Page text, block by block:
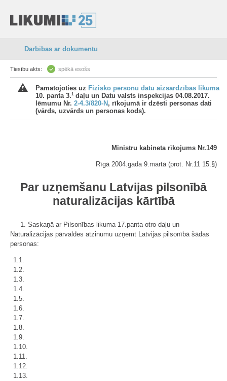
Darbības ar dokumentu
Tiesību akts: spēkā esošs
Pamatojoties uz Fizisko personu datu aizsardzības likuma
10. panta 3.1daļu un Datu valsts inspekcijas 04.08.2017.
lēmumu Nr. 2-4.3/820-N , rīkojumā ir dzēsti personas dati
(vārds, uzvārds un personas kods).
Ministru kabineta rīkojums Nr.149
Rīgā 2004.gada 9.martā (prot. Nr.11 15.§)
Par uzņemšanu Latvijas pilsonībā
naturalizācijas kārtībā
1. Saskaņā ar Pilsonības likuma 17.panta otro daļu un
Naturalizācijas pārvaldes atzinumu uzņemt Latvijas pilsonībā šādas
personas:
1.1.
1.2.
1.3.
1.4.
1.5.
1.6.
1.7.
1.8.
1.9.
1.10.
1.11.
1.12.
1.13.